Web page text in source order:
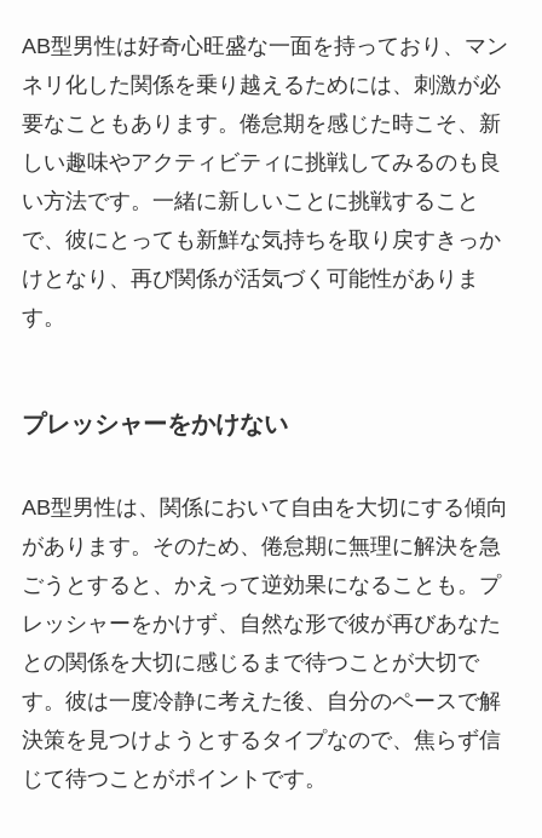
AB型男性は好奇心旺盛な一面を持っており、マン
ネリ化した関係を乗り越えるためには、刺激が必
要なこともあります。倦怠期を感じた時こそ、新
しい趣味やアクティビティに挑戦してみるのも良
い方法です。一緒に新しいことに挑戦すること
で、彼にとっても新鮮な気持ちを取り戻すきっか
けとなり、再び関係が活気づく可能性がありま
す。
プレッシャーをかけない
AB型男性は、関係において自由を大切にする傾向
があります。そのため、倦怠期に無理に解決を急
ごうとすると、かえって逆効果になることも。プ
レッシャーをかけず、自然な形で彼が再びあなた
との関係を大切に感じるまで待つことが大切で
す。彼は一度冷静に考えた後、自分のペースで解
決策を見つけようとするタイプなので、焦らず信
じて待つことがポイントです。